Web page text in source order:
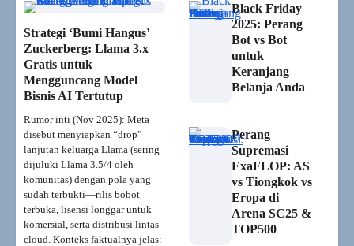
Strategi ‘Bumi Hangus’
Zuckerberg: Llama 3.x
Gratis untuk
Mengguncang Model
Bisnis AI Tertutup
Rumor inti (Nov 2025): Meta
disebut menyiapkan “drop”
lanjutan keluarga Llama (sering
dijuluki Llama 3.5/4 oleh
komunitas) dengan pola yang
sudah terbukti—rilis bobot
terbuka, lisensi longgar untuk
komersial, serta distribusi lintas
cloud. Konteks faktualnya jelas:
Black Friday
2025: Perang
Bot vs Bot
untuk
Keranjang
Belanja Anda
Perang
Supremasi
ExaFLOP: AS
vs Tiongkok vs
Eropa di
Arena SC25 &
TOP500